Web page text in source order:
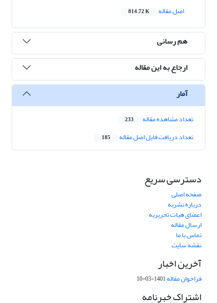
اصل مقاله
814.72 K
هم رسانی
ارجاع به این مقاله
آمار
تعداد مشاهده مقاله 233
تعداد دریافت فایل اصل مقاله 185
دسترسی سریع
صفحه اصلی
درباره نشریه
اعضای هیات تحریریه
ارسال مقاله
تماس با ما
نقشه سایت
آخرین اخبار
فراخوان مقاله1401-03-10
اشتراک خبرنامه